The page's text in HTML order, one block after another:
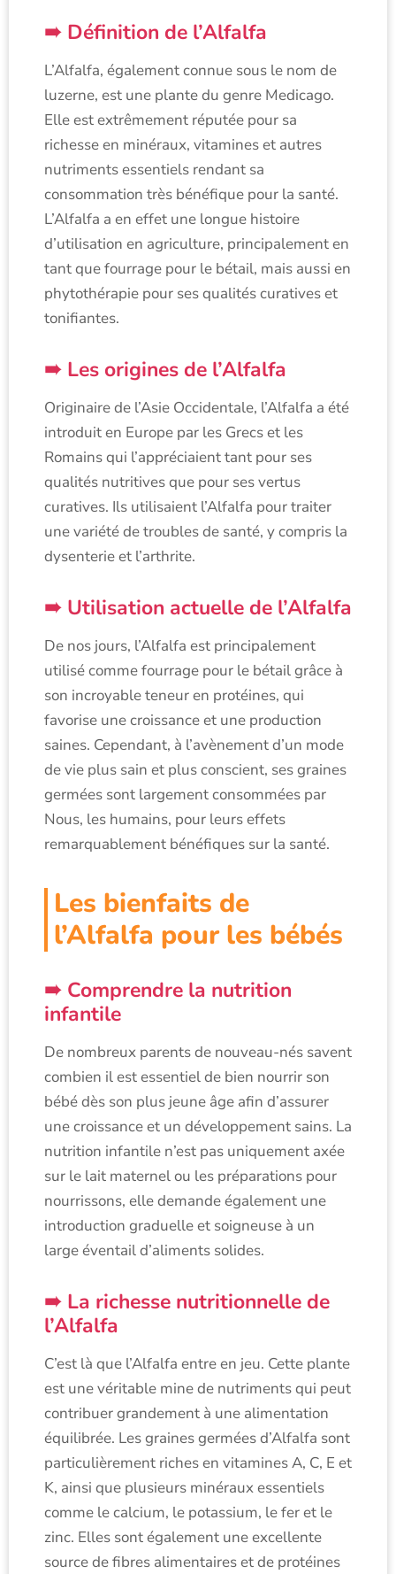
Définition de l’Alfalfa
L’Alfalfa, également connue sous le nom de
luzerne, est une plante du genre Medicago.
Elle est extrêmement réputée pour sa
richesse en minéraux, vitamines et autres
nutriments essentiels rendant sa
consommation très bénéfique pour la santé.
L’Alfalfa a en effet une longue histoire
d’utilisation en agriculture, principalement en
tant que fourrage pour le bétail, mais aussi en
phytothérapie pour ses qualités curatives et
tonifiantes.
Les origines de l’Alfalfa
Originaire de l’Asie Occidentale, l’Alfalfa a été
introduit en Europe par les Grecs et les
Romains qui l’appréciaient tant pour ses
qualités nutritives que pour ses vertus
curatives. Ils utilisaient l’Alfalfa pour traiter
une variété de troubles de santé, y compris la
dysenterie et l’arthrite.
Utilisation actuelle de l’Alfalfa
De nos jours, l’Alfalfa est principalement
utilisé comme fourrage pour le bétail grâce à
son incroyable teneur en protéines, qui
favorise une croissance et une production
saines. Cependant, à l’avènement d’un mode
de vie plus sain et plus conscient, ses graines
germées sont largement consommées par
Nous, les humains, pour leurs effets
remarquablement bénéfiques sur la santé.
Les bienfaits de
l’Alfalfa pour les bébés
Comprendre la nutrition
infantile
De nombreux parents de nouveau-nés savent
combien il est essentiel de bien nourrir son
bébé dès son plus jeune âge afin d’assurer
une croissance et un développement sains. La
nutrition infantile n’est pas uniquement axée
sur le lait maternel ou les préparations pour
nourrissons, elle demande également une
introduction graduelle et soigneuse à un
large éventail d’aliments solides.
La richesse nutritionnelle de
l’Alfalfa
C’est là que l’Alfalfa entre en jeu. Cette plante
est une véritable mine de nutriments qui peut
contribuer grandement à une alimentation
équilibrée. Les graines germées d’Alfalfa sont
particulièrement riches en vitamines A, C, E et
K, ainsi que plusieurs minéraux essentiels
comme le calcium, le potassium, le fer et le
zinc. Elles sont également une excellente
source de fibres alimentaires et de protéines